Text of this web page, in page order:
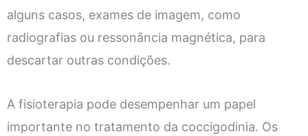
alguns casos, exames de imagem, como
radiografias ou ressonância magnética, para
descartar outras condições.
A fisioterapia pode desempenhar um papel
importante no tratamento da coccigodinia. Os